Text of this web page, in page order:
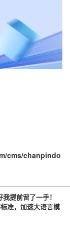
cms/chanpindo
提前留了一手！
准，加速大语言模